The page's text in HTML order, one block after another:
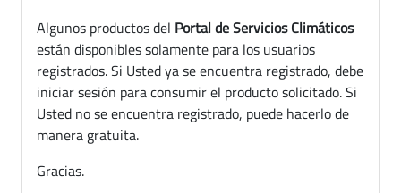
Algunos productos del Portal de Servicios Climáticos
están disponibles solamente para los usuarios
registrados. Si Usted ya se encuentra registrado, debe
iniciar sesión para consumir el producto solicitado. Si
Usted no se encuentra registrado, puede hacerlo de
manera gratuita.
Gracias.